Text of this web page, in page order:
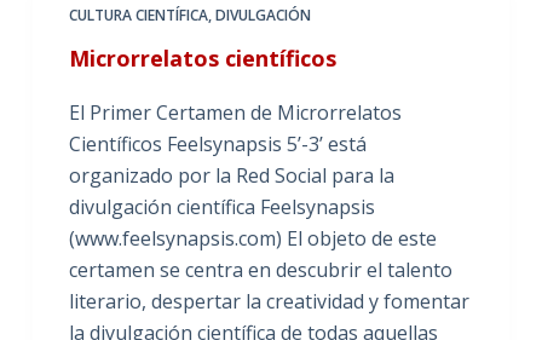
CULTURA CIENTÍFICA,DIVULGACIÓN
Microrrelatos científicos
El Primer Certamen de Microrrelatos
Científicos Feelsynapsis 5’-3’ está
organizado por la Red Social para la
divulgación científica Feelsynapsis
(www.feelsynapsis.com) El objeto de este
certamen se centra en descubrir el talento
literario, despertar la creatividad y fomentar
la divulgación científica de todas aquellas